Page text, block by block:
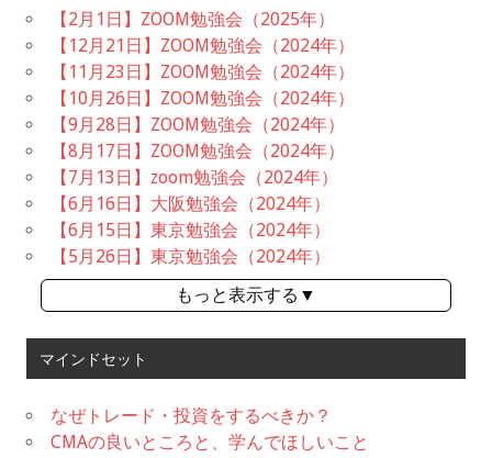
【2月1日】ZOOM勉強会（2025年）
【12月21日】ZOOM勉強会（2024年）
【11月23日】ZOOM勉強会（2024年）
【10月26日】ZOOM勉強会（2024年）
【9月28日】ZOOM勉強会（2024年）
【8月17日】ZOOM勉強会（2024年）
【7月13日】zoom勉強会（2024年）
【6月16日】大阪勉強会（2024年）
【6月15日】東京勉強会（2024年）
【5月26日】東京勉強会（2024年）
もっと表示する▼
マインドセット
なぜトレード・投資をするべきか？
CMAの良いところと、学んでほしいこと